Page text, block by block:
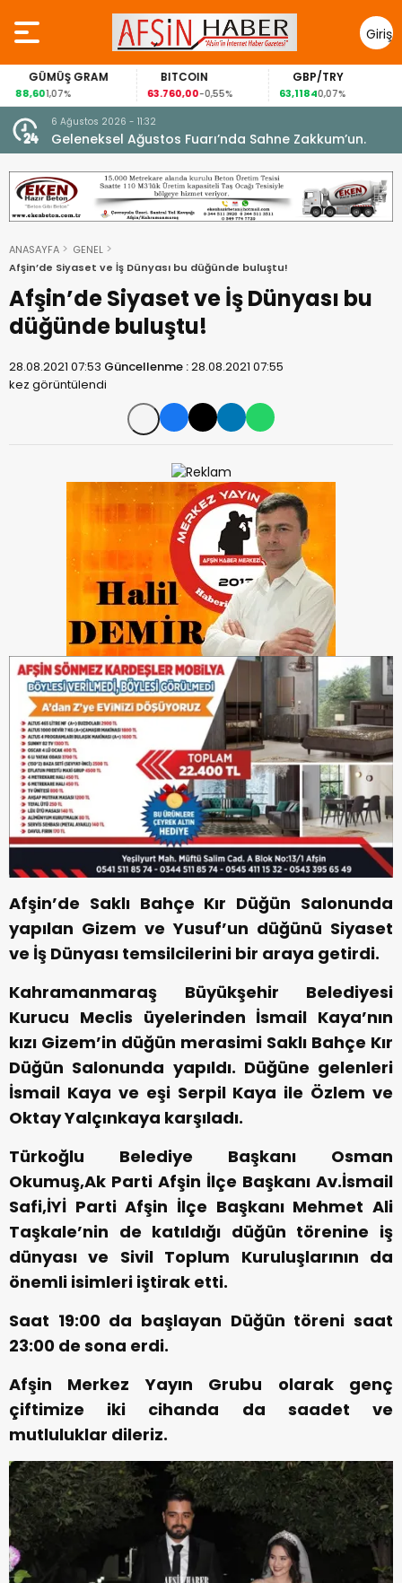
Giriş
Yap
GÜMÜŞ GRAM
88,601,07%
BITCOIN
63.760,00-0,55%
GBP/TRY
63,11840,07%
yeni
6 Ağustos 2026 - 11:32
Geleneksel Ağustos Fuarı’nda Sahne Zakkum’un.
ANASAYFA
GENEL
Afşin’de Siyaset ve İş Dünyası bu düğünde buluştu!
Afşin’de Siyaset ve İş Dünyası bu
düğünde buluştu!
28.08.2021 07:53 Güncellenme :28.08.2021 07:55
kez görüntülendi
Afşin’de Saklı Bahçe Kır Düğün Salonunda
yapılan Gizem ve Yusuf’un düğünü Siyaset
ve İş Dünyası temsilcilerini bir araya getirdi.
Kahramanmaraş Büyükşehir Belediyesi
Kurucu Meclis üyelerinden İsmail Kaya’nın
kızı Gizem’in düğün merasimi Saklı Bahçe Kır
Düğün Salonunda yapıldı. Düğüne gelenleri
İsmail Kaya ve eşi Serpil Kaya ile Özlem ve
Oktay Yalçınkaya karşıladı.
Türkoğlu Belediye Başkanı Osman
Okumuş,Ak Parti Afşin İlçe Başkanı Av.İsmail
Safi,İYİ Parti Afşin İlçe Başkanı Mehmet Ali
Taşkale’nin de katıldığı düğün törenine iş
dünyası ve Sivil Toplum Kuruluşlarının da
önemli isimleri iştirak etti.
Saat 19:00 da başlayan Düğün töreni saat
23:00 de sona erdi.
Afşin Merkez Yayın Grubu olarak genç
çiftimize iki cihanda da saadet ve
mutluluklar dileriz.